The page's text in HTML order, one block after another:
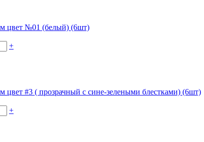
цвет №01 (белый) (6шт)
+
цвет #3 ( прозрачный с сине-зелеными блестками) (6шт)
+